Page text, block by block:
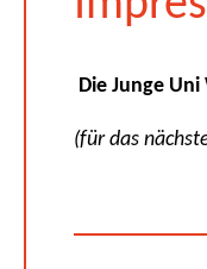
Die Junge
(für das